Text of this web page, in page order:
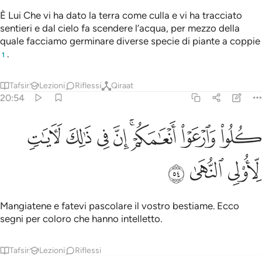
È Lui Che vi ha dato la terra come culla e vi ha tracciato
sentieri e dal cielo fa scendere l’acqua, per mezzo della
quale facciamo germinare diverse specie di piante a coppie
1 .
Tafsir Lezioni Riflessi Qiraat
20:54
كلوا وارعوا انعامكم ان في ذالك لايات لاولي النهى ٥٤
كُلُوا۟ وَٱرْعَوْا۟ أَنْعَـٰمَكُمْ ۗ إِنَّ فِى ذَٰلِكَ لَـَٔايَـٰتٍۢ لِّأُو۟لِى
ﱢﱣﱤﱥﱦﱧﱨﱩ
ﱪﱫﱬ
Mangiatene e fatevi pascolare il vostro bestiame. Ecco
segni per coloro che hanno intelletto.
Tafsir Lezioni Riflessi